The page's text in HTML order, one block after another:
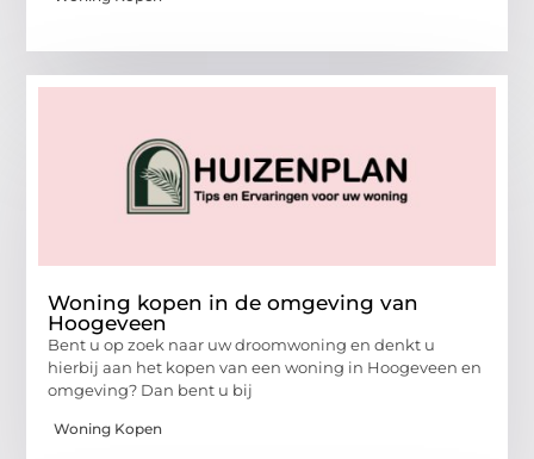
Woning kopen in de omgeving van
Hoogeveen
Bent u op zoek naar uw droomwoning en denkt u
hierbij aan het kopen van een woning in Hoogeveen en
omgeving? Dan bent u bij
Woning Kopen